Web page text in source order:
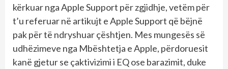
kërkuar nga Apple Support për zgjidhje, vetëm për
t’u referuar në artikujt e Apple Support që bëjnë
pak për të ndryshuar çështjen. Mes mungesës së
udhëzimeve nga Mbështetja e Apple, përdoruesit
kanë gjetur se çaktivizimi i EQ ose barazimit, duke